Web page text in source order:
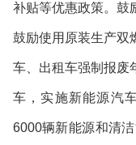
补贴等优惠政策。鼓
鼓励使用原装生产双
车、出租车强制报废
车，实施新能源汽
6000辆新能源和清